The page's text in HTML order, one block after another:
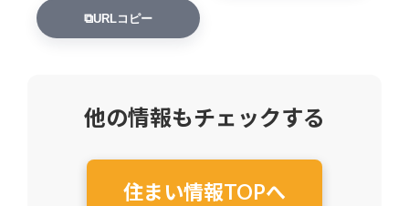
⧉URLコピー
他の情報もチェックする
住まい情報TOPへ